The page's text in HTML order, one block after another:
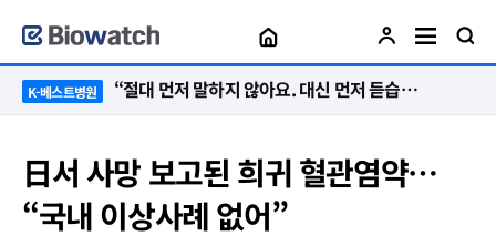
K-베스트병원 “절대 먼저 말하지 않아요. 대신 먼저 듣습니다”
日서 사망 보고된 희귀 혈관염약…
“국내 이상사례 없어”